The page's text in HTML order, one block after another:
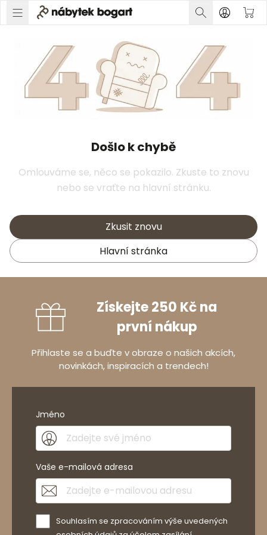
Došlo k chybě
Omlouváme se, něco se pokazilo. Zkuste to znovu
nebo se vraťte na hlavní stránku.
Zkusit znovu
Hlavní stránka
Získejte 250 Kč na
první nákup
Přihlaste se a buďte v obraze o našich akcích,
novinkách, inspiracích a trendech!
Jméno
Vaše e-mailová adresa
Souhlasím se zpracováním výše uvedených